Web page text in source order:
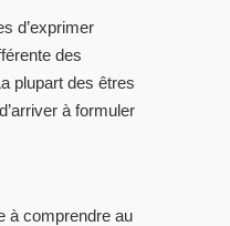
d’exprimer
des
plupart des êtres
à formuler
à comprendre au